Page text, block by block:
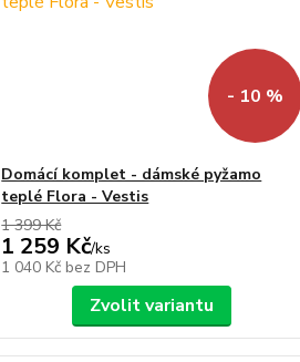
- 10 %
Domácí komplet - dámské pyžamo
teplé Flora - Vestis
1 399 Kč
1 259 Kč/ks
1 040 Kč bez DPH
Zvolit variantu